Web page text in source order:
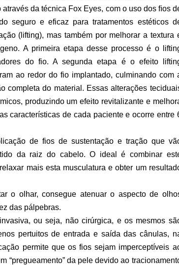
da técnica Fox Eyes, com o uso dos ﬁos
seguro e eficaz para tratamentos estéticos
(lifting), mas também por melhorar a textura
A primeira etapa desse processo é o
do fio. A segunda etapa é o efeito
ao redor do fio implantado, culminando com
completa do material. Essas alterações
produzindo um efeito revitalizante e
características de cada paciente e ocorre entre
de fios de sustentação e tração que
da raiz do cabelo. O ideal é combinar
mais esta musculatura e obter um
o olhar, consegue atenuar o aspecto de
das pálpebras.
ou seja, não cirúrgica, e os mesmos
pertuitos de entrada e saída das cânulas,
permite que os fios sejam imperceptíveis
“pregueamento” da pele devido ao